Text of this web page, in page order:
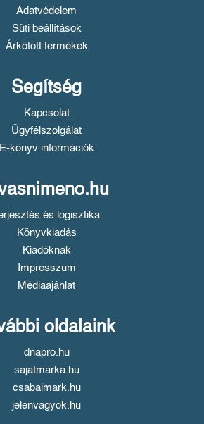
Adatvédelem
Süti beállítások
Árkötött termékek
Segítség
Kapcsolat
Ügyfélszolgálat
E-könyv információk
és logisztika
Könyvkiadás
Kiadóknak
Impresszum
Médiaajánlat
oldalaink
dnapro.hu
sajatmarka.hu
csabaimark.hu
jelenvagyok.hu